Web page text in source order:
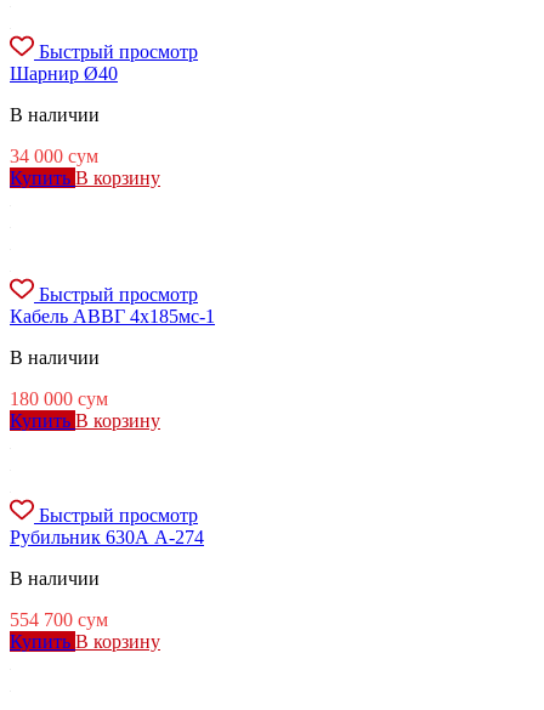
Быстрый просмотр
Шарнир Ø40
В наличии
34 000 сум
Купить В корзину
Быстрый просмотр
Кабель АВВГ 4х185мс-1
В наличии
180 000 сум
Купить В корзину
Быстрый просмотр
Рубильник 630А А-274
В наличии
554 700 сум
Купить В корзину